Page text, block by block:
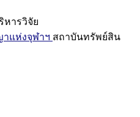
หารวิจัย
แห่งจุฬาฯ สถาบันทรัพย์สิน